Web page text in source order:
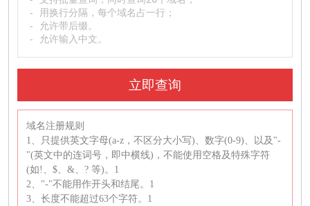
立即查询
域名注册规则
1、只提供英文字母(a-z，不区分大小写)、数字(0-9)、以及"-
"(英文中的连词号，即中横线)，不能使用空格及特殊字符
(如!、$、&、? 等)。1
2、"-"不能用作开头和结尾。1
3、长度不能超过63个字符。1